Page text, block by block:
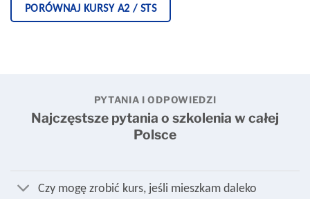
PORÓWNAJ KURSY A2 / STS
PYTANIA I ODPOWIEDZI
Najczęstsze pytania o szkolenia w całej
Polsce
Czy mogę zrobić kurs, jeśli mieszkam daleko